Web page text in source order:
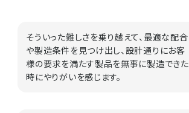
そういった難しさを乗り越えて、最適な配合
や製造条件を見つけ出し、設計通りにお客
様の要求を満たす製品を無事に製造できた
時にやりがいを感じます。